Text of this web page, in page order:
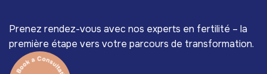
Prenez rendez-vous avec nos experts en fertilité – la
première étape vers votre parcours de transformation.